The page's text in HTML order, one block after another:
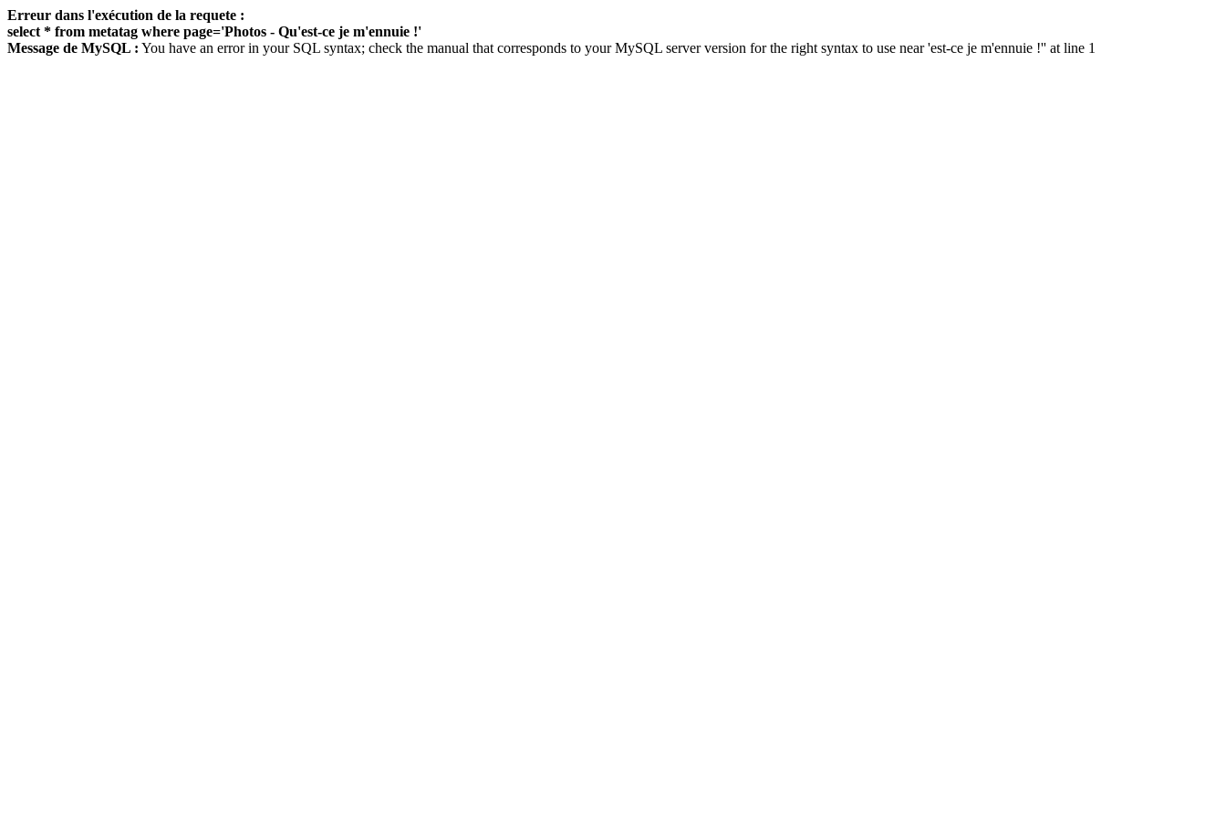
Erreur dans l'exécution de la requete :
select * from metatag where page='Photos - Qu'est-ce je m'ennuie !'
Message de MySQL : You have an error in your SQL syntax; check the manual that corresponds to your MySQL server version for the right syntax to use near 'est-ce je m'ennuie !'' at line 1